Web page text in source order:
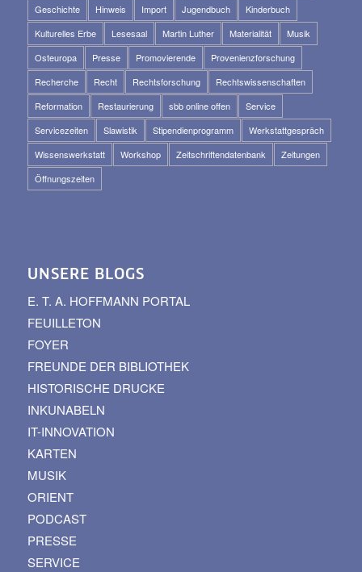
Geschichte
Hinweis Import Jugendbuch
Kinderbuch
Kulturelles Erbe
Lesesaal Martin Luther Materialität
Musik
Osteuropa
Presse Promovierende
Provenienzforschung
Recherche
Recht Rechtsforschung
Rechtswissenschaften
Reformation
Restaurierung sbb online offen
Service
Servicezeiten
Slawistik Stipendienprogramm
Werkstattgespräch
Wissenswerkstatt
Workshop Zeitschriftendatenbank
Zeitungen
Öffnungszeiten
UNSERE BLOGS
E. T. A. HOFFMANN PORTAL
FEUILLETON
FOYER
FREUNDE DER BIBLIOTHEK
HISTORISCHE DRUCKE
INKUNABELN
IT-INNOVATION
KARTEN
MUSIK
ORIENT
PODCAST
PRESSE
SERVICE